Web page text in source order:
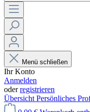
Menü schließen
Ihr Konto
Anmelden
oderregistrieren
Übersicht Persönliches